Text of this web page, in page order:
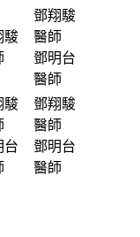
駿
鄧翔駿
醫師
鄧明台
醫師
駿
台
鄧翔駿
醫師
鄧明台
醫師